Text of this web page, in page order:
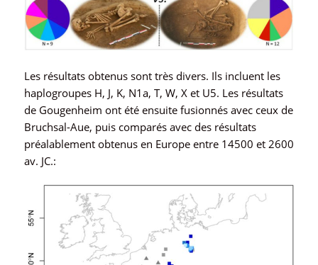
Les résultats obtenus sont très divers. Ils incluent les
haplogroupes H, J, K, N1a, T, W, X et U5. Les résultats
de Gougenheim ont été ensuite fusionnés avec ceux de
Bruchsal-Aue, puis comparés avec des résultats
préalablement obtenus en Europe entre 14500 et 2600
av. JC.: